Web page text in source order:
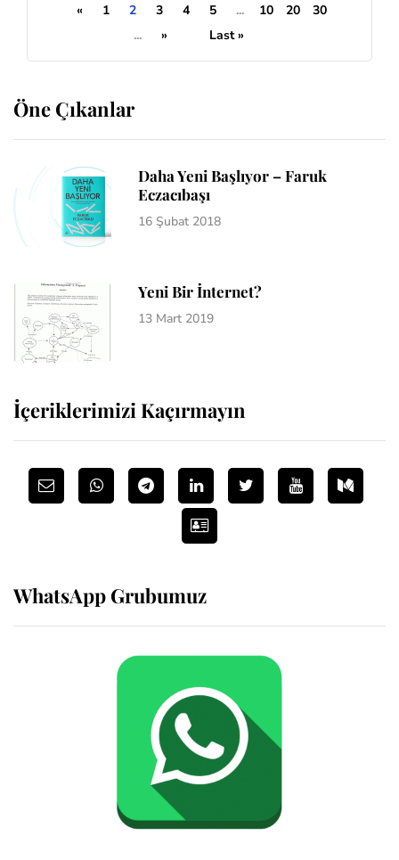
« 1 2 3 4 5 ... 10 20
30
...
» Last »
Öne Çıkanlar
Daha Yeni Başlıyor – Faruk
Eczacıbaşı
16 Şubat 2018
Yeni Bir İnternet?
13 Mart 2019
İçeriklerimizi Kaçırmayın
WhatsApp Grubumuz